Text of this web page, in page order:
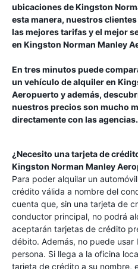
ubicaciones deKingston
esta manera, nuestros
las mejores tarifas y el mejor
en Kingston Norman Manley
En tres minutos puede
un vehículo de alquiler en
Aeropuerto y además,
nuestros precios son mucho
directamente con las agencias.
¿Necesito una tarjeta de
Kingston Norman Manley
Para poder alquilar un
crédito válida a nombre del
cuenta que, sin una tarjeta de
conductor principal, no podrá
aceptarán tarjetas de crédito
débito. Además, no puede
persona. Si llega a la oficina
tarjeta de crédito a su nombre,